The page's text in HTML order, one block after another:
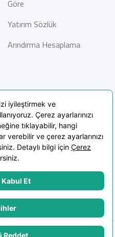
Göre
Yatırım Sözlük
Arındırma Hesaplama
KVKK Aydınlatma Metni